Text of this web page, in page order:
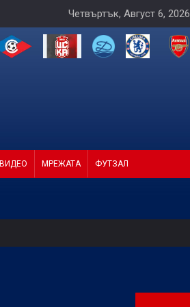
Четвъртък, Август 6, 2026
ВИДЕО МРЕЖАТА ФУТЗАЛ